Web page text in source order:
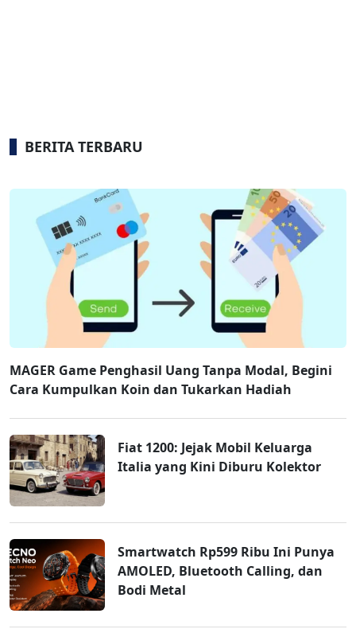
BERITA TERBARU
MAGER Game Penghasil Uang Tanpa Modal, Begini
Cara Kumpulkan Koin dan Tukarkan Hadiah
Fiat 1200: Jejak Mobil Keluarga
Italia yang Kini Diburu Kolektor
Smartwatch Rp599 Ribu Ini Punya
AMOLED, Bluetooth Calling, dan
Bodi Metal